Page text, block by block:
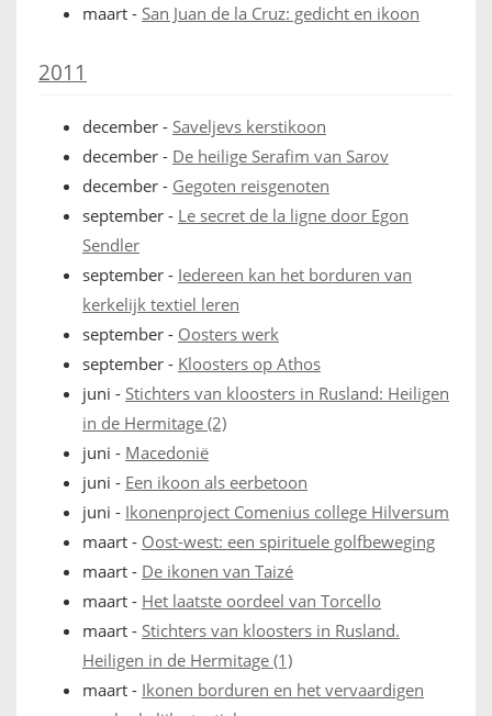
maart - San Juan de la Cruz: gedicht en ikoon
2011
december - Saveljevs kerstikoon
december - De heilige Serafim van Sarov
december - Gegoten reisgenoten
september - Le secret de la ligne door Egon
Sendler
september - Iedereen kan het borduren van
kerkelijk textiel leren
september - Oosters werk
september - Kloosters op Athos
juni - Stichters van kloosters in Rusland: Heiligen
in de Hermitage (2)
juni - Macedonië
juni - Een ikoon als eerbetoon
juni - Ikonenproject Comenius college Hilversum
maart - Oost-west: een spirituele golfbeweging
maart - De ikonen van Taizé
maart - Het laatste oordeel van Torcello
maart - Stichters van kloosters in Rusland.
Heiligen in de Hermitage (1)
maart - Ikonen borduren en het vervaardigen